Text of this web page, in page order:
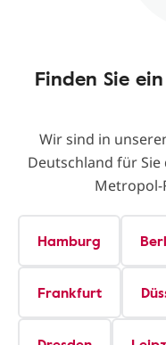
Finden Sie
Wir sind in
Deutschland für
Metropol-
Hamburg
Frankfurt